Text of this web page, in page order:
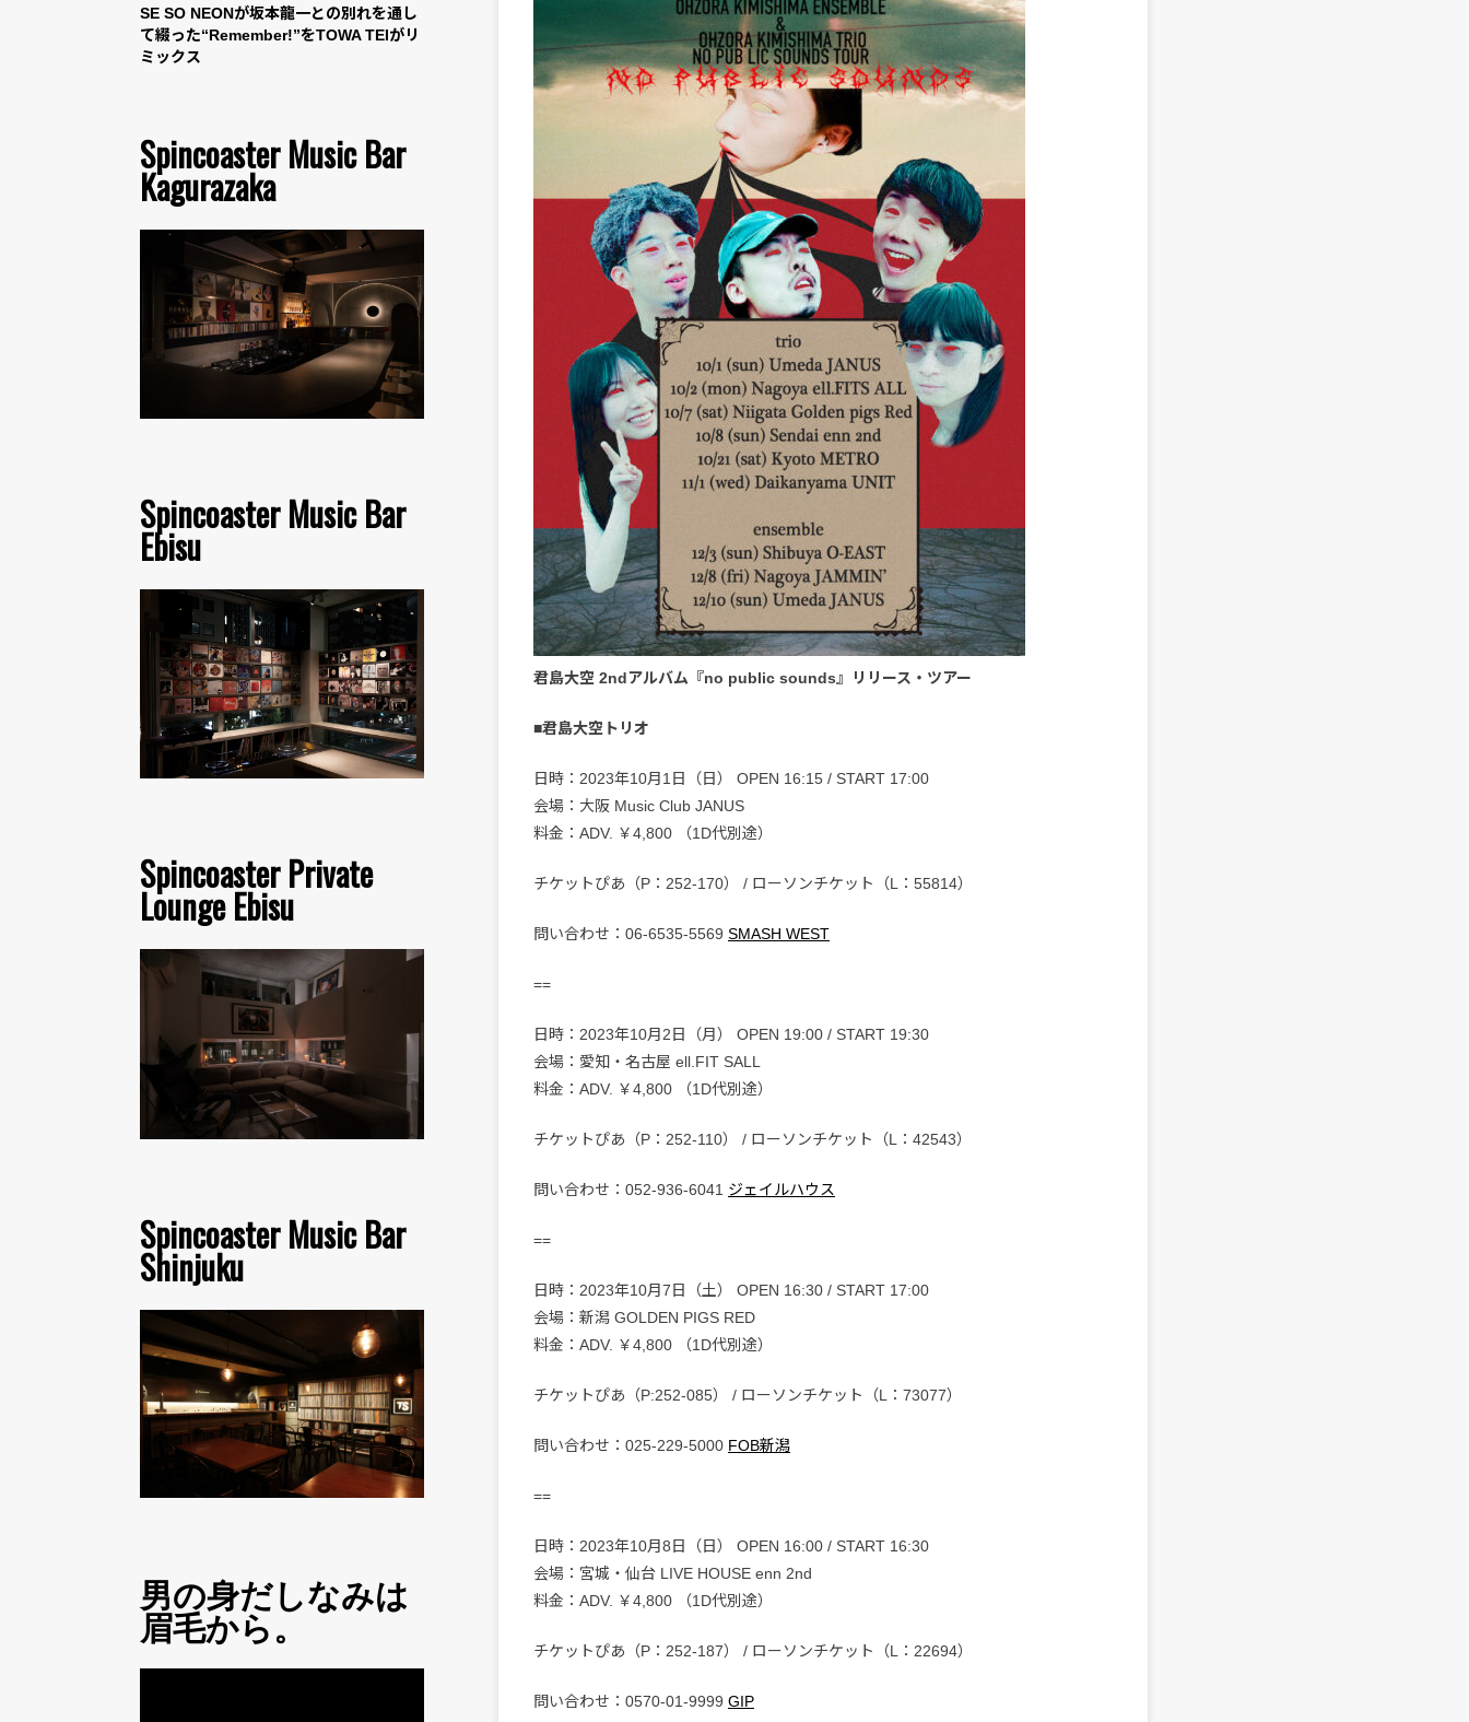
SE SO NEONが坂本龍一との別れを通し
て綴った“Remember!”をTOWA TEIがリ
ミックス
Spincoaster Music Bar
Kagurazaka
Spincoaster Music Bar
Ebisu
Spincoaster Private
Lounge Ebisu
Spincoaster Music Bar
Shinjuku
男の身だしなみは
眉毛から。
君島大空 2ndアルバム『no public sounds』リリース・ツアー
■君島大空トリオ
日時：2023年10月1日（日） OPEN 16:15 / START 17:00
会場：大阪 Music Club JANUS
料金：ADV. ￥4,800 （1D代別途）
チケットぴあ（P：252-170） / ローソンチケット（L：55814）
問い合わせ：06-6535-5569 SMASH WEST
==
日時：2023年10月2日（月） OPEN 19:00 / START 19:30
会場：愛知・名古屋 ell.FIT SALL
料金：ADV. ￥4,800 （1D代別途）
チケットぴあ（P：252-110） / ローソンチケット（L：42543）
問い合わせ：052-936-6041 ジェイルハウス
==
日時：2023年10月7日（土） OPEN 16:30 / START 17:00
会場：新潟 GOLDEN PIGS RED
料金：ADV. ￥4,800 （1D代別途）
チケットぴあ（P:252-085） / ローソンチケット（L：73077）
問い合わせ：025-229-5000 FOB新潟
==
日時：2023年10月8日（日） OPEN 16:00 / START 16:30
会場：宮城・仙台 LIVE HOUSE enn 2nd
料金：ADV. ￥4,800 （1D代別途）
チケットぴあ（P：252-187） / ローソンチケット（L：22694）
問い合わせ：0570-01-9999 GIP